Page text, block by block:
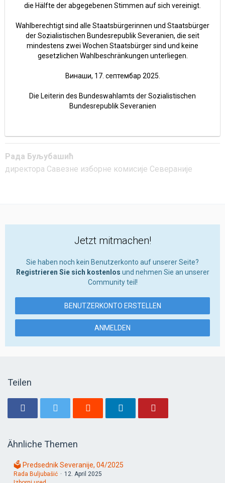
die Hälfte der abgegebenen Stimmen auf sich vereinigt.
Wahlberechtigt sind alle Staatsbürgerinnen und Staatsbürger
der Sozialistischen Bundesrepublik Severanien, die seit
mindestens zwei Wochen Staatsbürger sind und keine
gesetzlichen Wahlbeschränkungen unterliegen.
Винаши, 17. септембар 2025.
Die Leiterin des Bundeswahlamts der Sozialistischen
Bundesrepublik Severanien
Рада Буљубашић
директора Савезне изборне комисије Севераније
Jetzt mitmachen!
Sie haben noch kein Benutzerkonto auf unserer Seite?
Registrieren Sie sich kostenlos und nehmen Sie an unserer
Community teil!
BENUTZERKONTO ERSTELLEN
ANMELDEN
Teilen
Ähnliche Themen
🗳️ Predsednik Severanije, 04/2025
Rada Buljubašić
12. April 2025